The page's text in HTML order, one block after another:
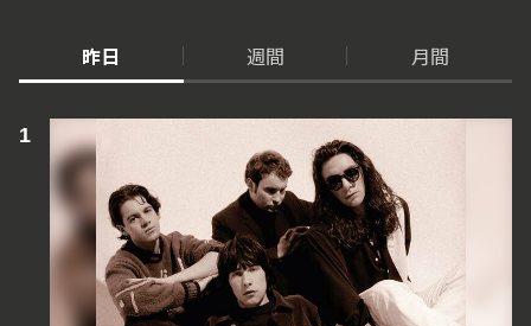
昨日 週間 月間